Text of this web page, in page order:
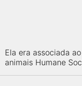
Ela era associada
animais Humane